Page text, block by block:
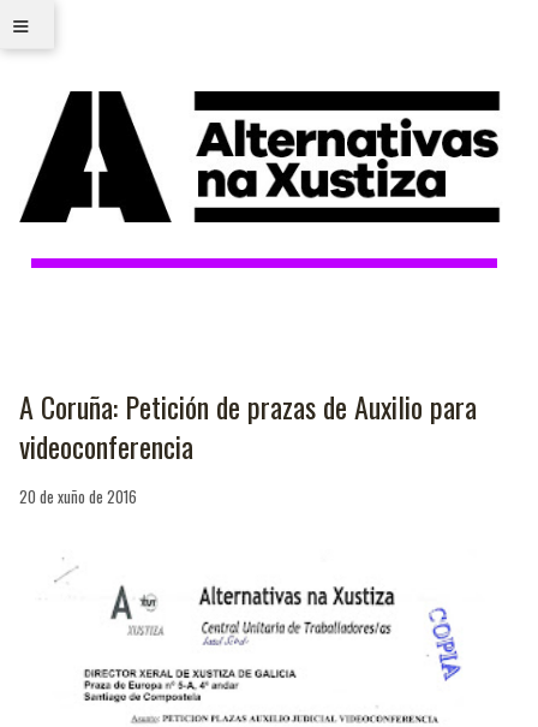
≡
A Coruña: Petición de prazas de Auxilio para
videoconferencia
20 de xuño de 2016